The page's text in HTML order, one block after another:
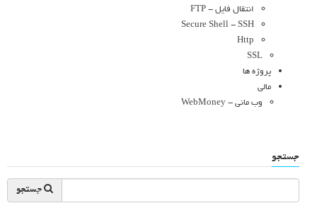
انتقال فایل - FTP
Secure Shell - SSH
Http
SSL
پروژه ها
مالی
وب مانی - WebMoney
جستجو
جستجو